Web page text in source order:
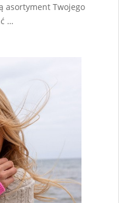
asortyment Twojego
…